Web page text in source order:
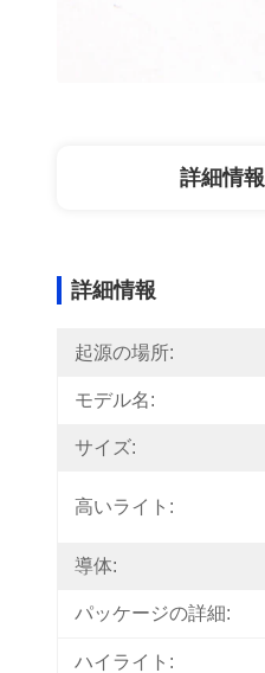
詳細情報
詳細情報
起源の場所:
モデル名:
サイズ:
高いライト:
導体:
パッケージの詳細:
ハイライト: